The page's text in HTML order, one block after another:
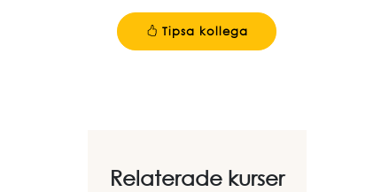
Tipsa kollega
Relaterade kurser